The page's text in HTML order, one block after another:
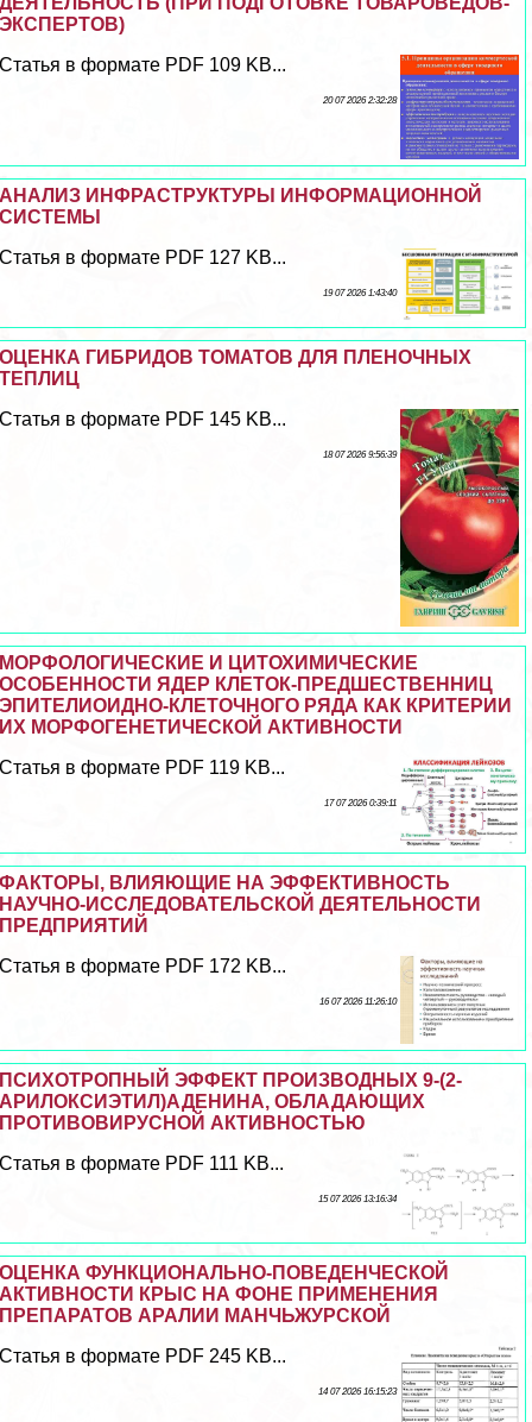
ЭКСПЕРТОВ)
Статья в формате PDF 109 KB...
20 07 2026 2:32:28
АНАЛИЗ ИНФРАСТРУКТУРЫ ИНФОРМАЦИОННОЙ
СИСТЕМЫ
Статья в формате PDF 127 KB...
19 07 2026 1:43:40
ОЦЕНКА ГИБРИДОВ ТОМАТОВ ДЛЯ ПЛЕНОЧНЫХ
ТЕПЛИЦ
Статья в формате PDF 145 KB...
18 07 2026 9:56:39
МОРФОЛОГИЧЕСКИЕ И ЦИТОХИМИЧЕСКИЕ
ОСОБЕННОСТИ ЯДЕР КЛЕТОК-ПРЕДШЕСТВЕННИЦ
ЭПИТЕЛИОИДНО-КЛЕТОЧНОГО РЯДА КАК КРИТЕРИИ
ИХ МОРФОГЕНЕТИЧЕСКОЙ АКТИВНОСТИ
Статья в формате PDF 119 KB...
17 07 2026 0:39:11
ФАКТОРЫ, ВЛИЯЮЩИЕ НА ЭФФЕКТИВНОСТЬ
НАУЧНО-ИССЛЕДОВАТЕЛЬСКОЙ ДЕЯТЕЛЬНОСТИ
ПРЕДПРИЯТИЙ
Статья в формате PDF 172 KB...
16 07 2026 11:26:10
ПСИХОТРОПНЫЙ ЭФФЕКТ ПРОИЗВОДНЫХ 9-(2-
АРИЛОКСИЭТИЛ)АДЕНИНА, ОБЛАДАЮЩИХ
ПРОТИВОВИРУСНОЙ АКТИВНОСТЬЮ
Статья в формате PDF 111 KB...
15 07 2026 13:16:34
ОЦЕНКА ФУНКЦИОНАЛЬНО-ПОВЕДЕНЧЕСКОЙ
АКТИВНОСТИ КРЫС НА ФОНЕ ПРИМЕНЕНИЯ
ПРЕПАРАТОВ АРАЛИИ МАНЧЬЖУРСКОЙ
Статья в формате PDF 245 KB...
14 07 2026 16:15:23